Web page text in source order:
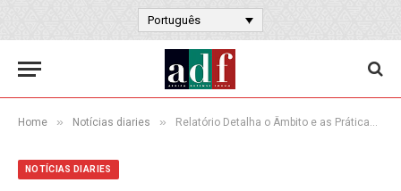
Português
Home » Notícias diaries » Relatório Detalha o Âmbito e as Práticas Ilegais das Frotas de Pesca da China
NOTÍCIAS DIARIES